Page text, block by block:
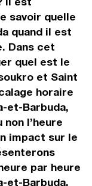
savoir quelle
quand il est
Dans cet
quel est le
et Saint
horaire
et-Barbuda,
l’heure
impact sur le
par heure
et-Barbuda,